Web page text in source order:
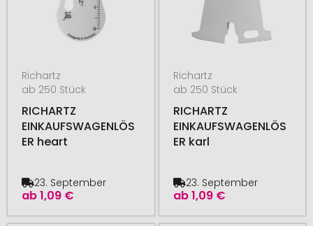
Richartz
ab 250 Stück
RICHARTZ
EINKAUFSWAGENLÖS
ER heart
ab1,09 €
23. September
Richartz
ab 250 Stück
RICHARTZ
EINKAUFSWAGENLÖS
ER karl
ab1,09 €
23. September